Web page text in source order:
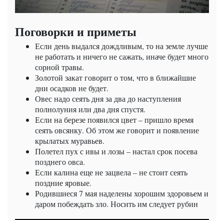
Поговорки и приметы
Если день выдался дождливым, то на земле лучше
не работать и ничего не сажать, иначе будет много
сорной травы.
Золотой закат говорит о том, что в ближайшие
дни осадков не будет.
Овес надо сеять дня за два до наступления
полнолуния или два дня спустя.
Если на березе появился цвет – пришло время
сеять овсянку. Об этом же говорит и появление
крылатых муравьев.
Полетел пух с ивы и лозы – настал срок посева
позднего овса.
Если калина еще не зацвела – не стоит сеять
поздние яровые.
Родившиеся 7 мая наделены хорошим здоровьем и
даром побеждать зло. Носить им следует рубин